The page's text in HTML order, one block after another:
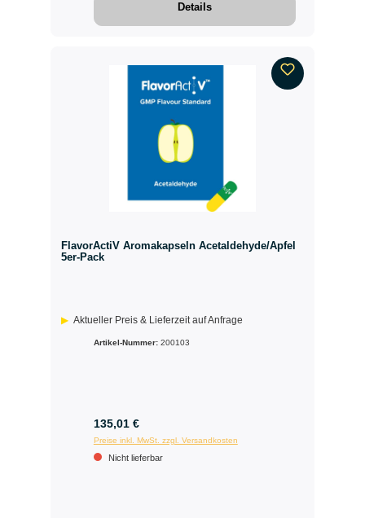
Details
FlavorActiV Aromakapseln Acetaldehyde/Apfel
5er-Pack
Aktueller Preis & Lieferzeit auf Anfrage
Artikel-Nummer: 200103
135,01 €
Preise inkl. MwSt. zzgl. Versandkosten
Nicht lieferbar